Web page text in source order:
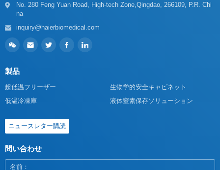
na
inquiry@haierbiomedical.com
製品
超低温フリーザー
生物学的安全キャビネット
低温冷凍庫
液体窒素保存ソリューション
ニュースレター購読
問い合わせ